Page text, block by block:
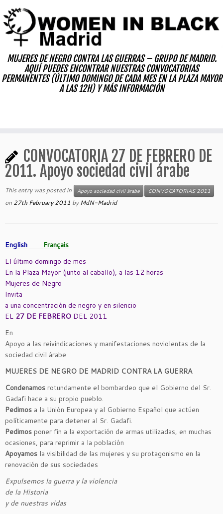
to
content
MUJERES DE NEGRO CONTRA LAS GUERRAS – GRUPO DE MADRID.
AQUÍ PUEDES ENCONTRAR NUESTRAS CONVOCATORIAS
PERMANENTES (ÚLTIMO DOMINGO DE CADA MES EN LA PLAZA MAYOR
A LAS 12H) Y MÁS INFORMACIÓN
CONVOCATORIA 27 DE FEBRERO DE
2011. Apoyo sociedad civil árabe
This entry was posted in Apoyo sociedad civil árabe CONVOCATORIAS 2011
on 27th February 2011 byMdN-Madrid
English
Français
El último domingo de mes
En la Plaza Mayor (junto al caballo), a las 12 horas
Mujeres de Negro
Invita
a una concentración de negro y en silencio
EL 27 DE FEBRERO DEL 2011
En
Apoyo a las reivindicaciones y manifestaciones noviolentas de la
sociedad civil árabe
MUJERES DE NEGRO DE MADRID CONTRA LA GUERRA
Condenamos rotundamente el bombardeo que el Gobierno del Sr.
Gadafi hace a su propio pueblo.
Pedimos a la Unión Europea y al Gobierno Español que actúen
políticamente para detener al Sr. Gadafi.
Pedimos poner fin a la exportación de armas utilizadas, en muchas
ocasiones, para reprimir a la población
Apoyamos la visibilidad de las mujeres y su protagonismo en la
renovación de sus sociedades
Expulsemos la guerra y la violencia
de la Historia
y de nuestras vidas